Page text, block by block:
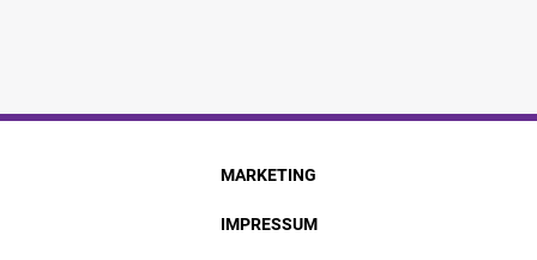
MARKETING
IMPRESSUM